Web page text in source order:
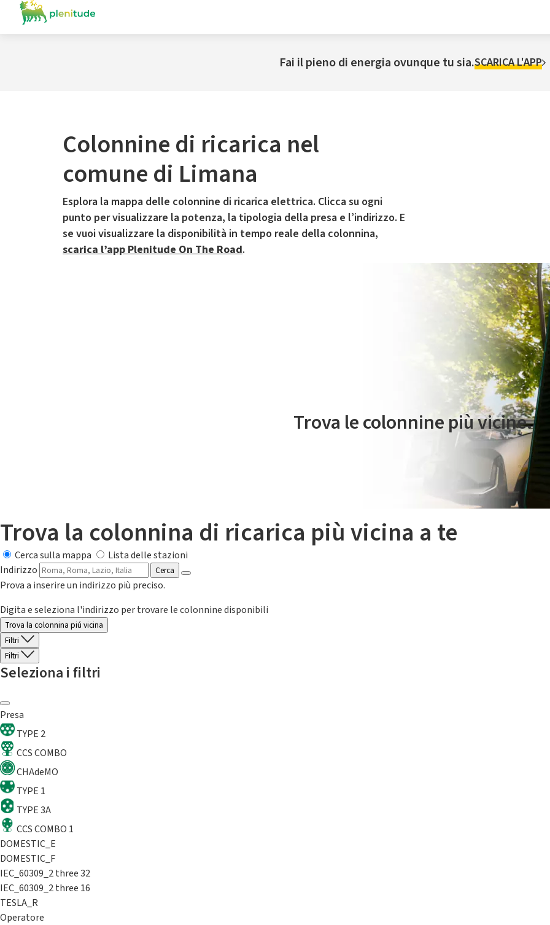
Fai il pieno di energia ovunque tu sia.SCARICA L'APP
Colonnine di ricarica nel
comune di Limana
Esplora la mappa delle colonnine di ricarica elettrica. Clicca su ogni
punto per visualizzare la potenza, la tipologia della presa e l’indirizzo. E
se vuoi visualizzare la disponibilità in tempo reale della colonnina,
scarica l’app Plenitude On The Road.
Il servizio di mobilità elettrica è gestito da Plenitude On The Road
Trova le colonnine più vicine.
Trova la colonnina di ricarica più vicina a te
Cerca sulla mappa
Lista delle stazioni
Indirizzo
Cerca
Prova a inserire un indirizzo più preciso.
Digita e seleziona l'indirizzo per trovare le colonnine disponibili
Trova la colonnina piú vicina
Filtri
Filtri
Seleziona i filtri
Presa
TYPE 2
CCS COMBO
CHAdeMO
TYPE 1
TYPE 3A
CCS COMBO 1
DOMESTIC_E
DOMESTIC_F
IEC_60309_2 three 32
IEC_60309_2 three 16
TESLA_R
Operatore